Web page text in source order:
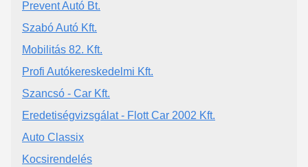
Prevent Autó Bt.
Szabó Autó Kft.
Mobilitás 82. Kft.
Profi Autókereskedelmi Kft.
Szancsó - Car Kft.
Eredetiségvizsgálat - Flott Car 2002 Kft.
Auto Classix
Kocsirendelés